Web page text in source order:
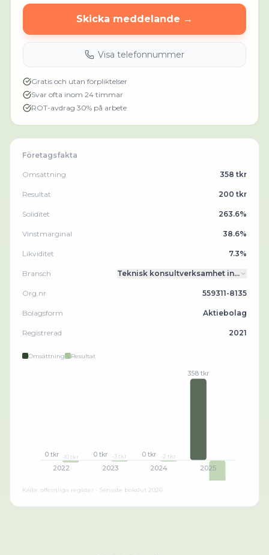
Skicka meddelande →
Visa telefonnummer
Gratis och utan förpliktelser
Svar ofta inom 24 timmar
ROT-avdrag 30% på arbete
Företagsfakta
Omsättning 358 tkr
Resultat 200 tkr
Soliditet 263.6%
Vinstmarginal 38.6%
Likviditet 7.3%
Bransch Teknisk konsultverksamhet in…
Org.nr 559311-8135
Bolagsform Aktiebolag
Registrerad 2021
Omsättning Resultat
0 tkr -10 tkr
2022
0 tkr -3 tkr
2023
0 tkr -2 tkr
2024
358 tkr
2025
Källa: offentliga register · Senaste bokslut 2026